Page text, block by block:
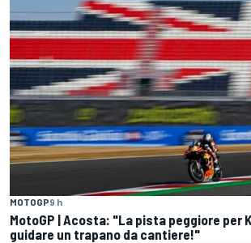
MOTOGP9 h
MotoGP | Acosta: "La pista peggiore per
guidare un trapano da cantiere!"